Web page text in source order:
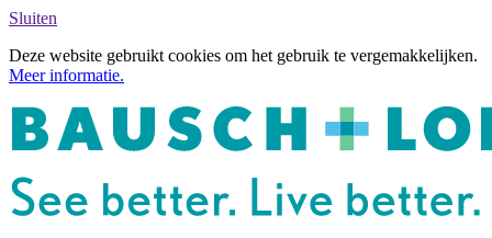
Sluiten
Deze website gebruikt cookies om het gebruik te vergemakkelijken.
Meer informatie.